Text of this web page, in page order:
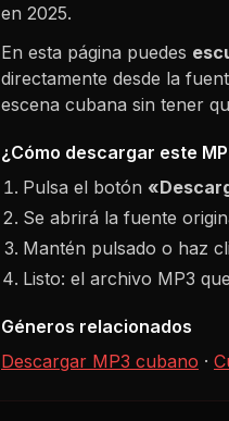
en 2025.
En esta página puedes
directamente desde la
escena cubana sin tener
¿Cómo descargar este
Pulsa el botón
Se abrirá la fuente
Mantén pulsado o haz
Listo: el archivo MP3
Géneros relacionados
Descargar MP3 cubano ·